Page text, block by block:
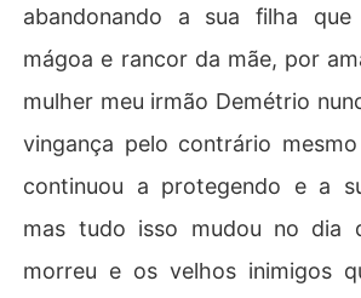
abandonando a sua filha que
mágoa e rancor da mãe, por
mulher meu irmão Demétrio
vingança pelo contrário
continuou a protegendo e a
mas tudo isso mudou no dia
morreu e os velhos inimigos